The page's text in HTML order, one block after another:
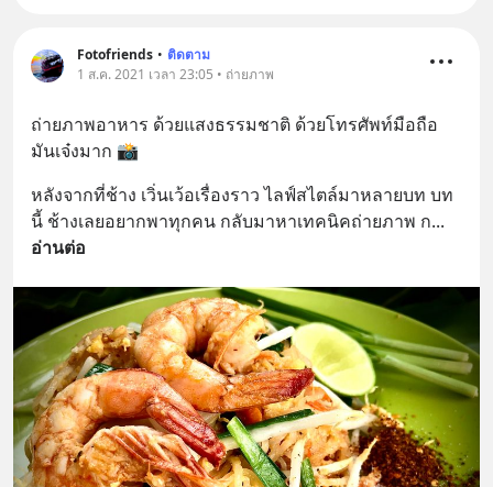
Fotofriends • ติดตาม
1 ส.ค. 2021 เวลา 23:05 • ถ่ายภาพ
ถ่ายภาพอาหาร ด้วยแสงธรรมชาติ ด้วยโทรศัพท์มือถือ
มันเจ๋งมาก 📸
หลังจากที่ช้าง เวิ่นเว้อเรื่องราว ไลฟ์สไตล์มาหลายบท บท
นี้ ช้างเลยอยากพาทุกคน กลับมาหาเทคนิคถ่ายภาพ ก
อ่านต่อ